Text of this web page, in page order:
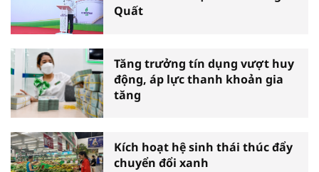
Quất
Tăng trưởng tín dụng vượt huy
động, áp lực thanh khoản gia
tăng
Kích hoạt hệ sinh thái thúc đẩy
chuyển đổi xanh